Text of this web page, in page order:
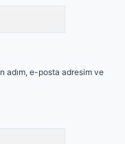
adım, e-posta adresim ve